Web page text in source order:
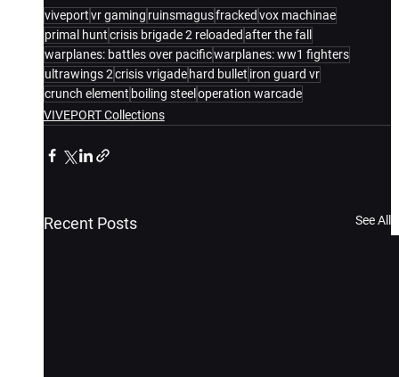
viveportvr gaming ruinsmagusfracked vox machinae
primal huntcrisis brigade 2 reloaded after the fall
warplanes: battles over pacificwarplanes: ww1 fighters
ultrawings 2crisis vrigade hard bullet iron guard vr
crunch element boiling steel operation warcade
VIVEPORT Collections
Recent Posts See All